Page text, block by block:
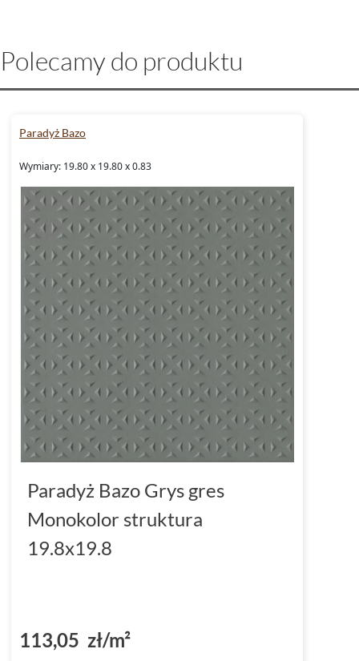
Polecamy do produktu
Paradyż Bazo
Wymiary: 19.80 x 19.80 x 0.83
Paradyż Bazo Grys gres
Monokolor struktura
19.8x19.8
113,05 zł/m²